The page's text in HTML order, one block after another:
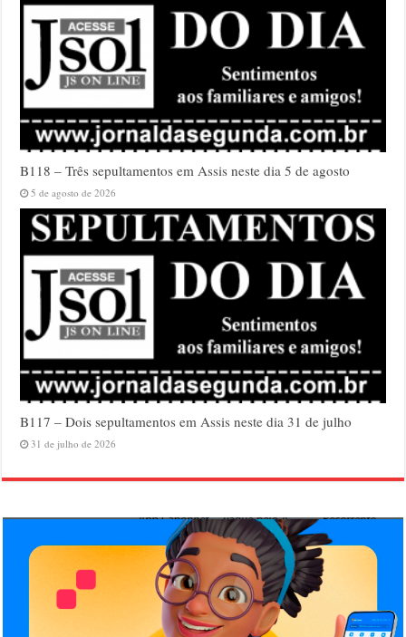
B118 – Três sepultamentos em Assis neste dia 5 de agosto
5 de agosto de 2026
B117 – Dois sepultamentos em Assis neste dia 31 de julho
31 de julho de 2026